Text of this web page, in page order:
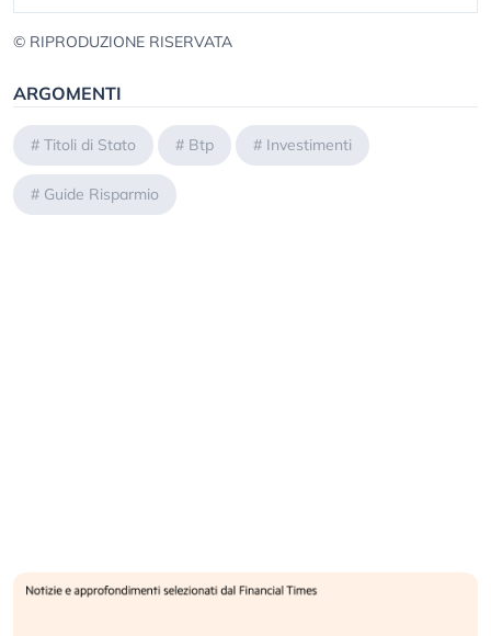
© RIPRODUZIONE RISERVATA
ARGOMENTI
# Titoli di Stato # Btp # Investimenti
# Guide Risparmio